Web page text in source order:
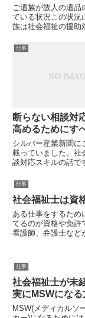
ご遺族が故人の遺品
ている状況この状況
族は社会福祉の援助
支援を法的に構成す
いのが問題です。し
れます。「社会福祉
仕事
断らない相談対
高めるためにす
シルバー産業新聞に
載っていました。社
談対応スキルの話で
られるスキルの話で
相談対応スキルは社
って難しい課題です
れを高めていく必要
す...
仕事
社会福祉士は資
ある仕事をするため
てるのが資格や免許
看護師、弁護士など
て通うことになりま
資格をとっても、そ
ない人がいます。社
場...
仕事
社会福祉士が未
実にMSWになる
MSW(メディカルソ